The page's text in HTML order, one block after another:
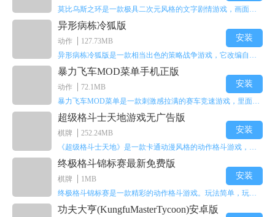
异形病栋冷狐版
动作
127.73MB
安装
暴力飞车MOD菜单手机正版
动作
72.1MB
安装
超级格斗士天地游戏无广告版
棋牌
252.24MB
安装
终极格斗锦标赛最新免费版
棋牌
1MB
安装
功夫大亨(KungfuMasterTycoon)安卓版